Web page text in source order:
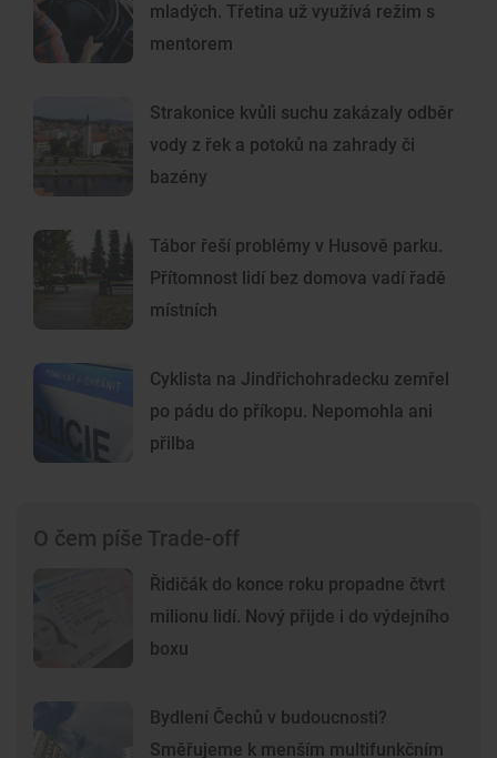
mladých. Třetina už využívá režim s
mentorem
Strakonice kvůli suchu zakázaly odběr
vody z řek a potoků na zahrady či
bazény
Tábor řeší problémy v Husově parku.
Přítomnost lidí bez domova vadí řadě
místních
Cyklista na Jindřichohradecku zemřel
po pádu do příkopu. Nepomohla ani
přilba
O čem píše Trade-off
Řidičák do konce roku propadne čtvrt
milionu lidí. Nový přijde i do výdejního
boxu
Bydlení Čechů v budoucnosti?
Směřujeme k menším multifunkčním